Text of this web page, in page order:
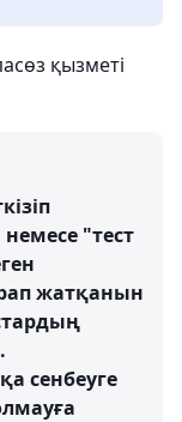
қызметі
"тест
жатқанын
сенбеуге